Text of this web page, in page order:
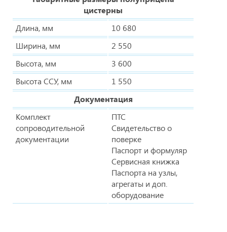
цистерны
Длина, мм
10 680
Ширина, мм
2 550
Высота, мм
3 600
Высота ССУ, мм
1 550
Документация
Комплект
сопроводительной
документации
ПТС
Свидетельство о
поверке
Паспорт и формуляр
Сервисная книжка
Паспорта на узлы,
агрегаты и доп.
оборудование